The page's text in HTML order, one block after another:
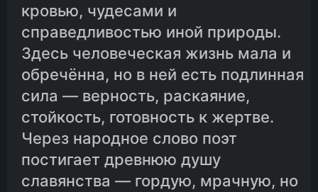
кровью, чудесами и
справедливостью иной природы.
Здесь человеческая жизнь мала и
обречённа, но в ней есть подлинная
сила — верность, раскаяние,
стойкость, готовность к жертве.
Через народное слово поэт
постигает древнюю душу
славянства — гордую, мрачную, но